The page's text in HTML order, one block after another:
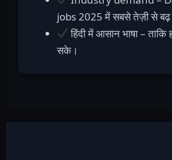
jobs 2025 में सबसे तेज़ी से बढ़
हिंदी में आसान भाषा –
सके।